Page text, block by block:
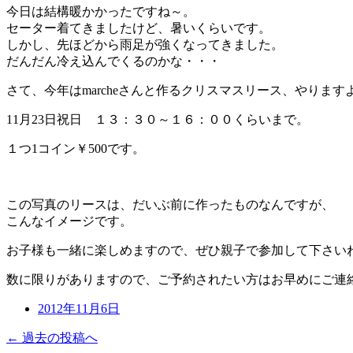
今日は結構暖かかったですね～。
セーター着てきましたけど、暑いくらいです。
しかし、先ほどから雨足が強くなってきました。
だんだん冷え込んでくるのかな・・・
さて、今年はmarcheさんと作るクリスマスリース、やります
11月23日祝日 １３：３０～１６：００くらいまで。
１つ1コイン￥500です。
この写真のリースは、だいぶ前に作ったものなんですが、
こんなイメージです。
お子様も一緒に楽しめますので、ぜひ親子で参加して下さい
数に限りがありますので、ご予約されたい方はお早めにご連
2012年11月6日
← 過去の投稿へ